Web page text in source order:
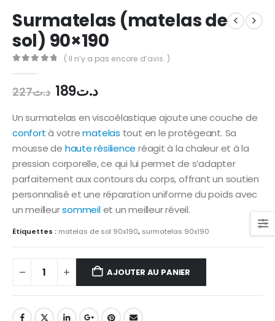
Surmatelas (matelas de
sol) 90×190
( Il n’y a pas encore d’avis. )
د.ت227 Le
initial
était :
د.ت227.
د.ت189 Le
actuel
est :
د.ت189.
Un surmatelas en viscoélastique ajoute une couche de
confortà votrematelas tout en le protégeant. Sa
mousse de haute résilience réagit à la chaleur et à la
pression corporelle, ce qui lui permet de s’adapter
parfaitement aux contours du corps, offrant un soutien
personnalisé et une réparation uniforme du poids avec
un meilleursommeilet un meilleur réveil.
Étiquettes : matelas de sol 90x190, surmatelas 90x190
AJOUTER AU PANIER